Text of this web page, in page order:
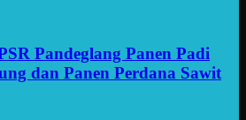
Pandeglang Panen Padi
dan Panen Perdana Sawit